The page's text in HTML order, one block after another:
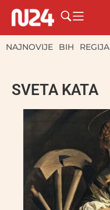
NAJNOVIJE BIH REGIJA
SVETA KATA